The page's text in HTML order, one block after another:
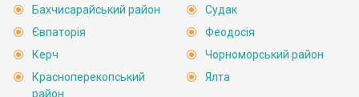
Бахчисарайський район
Євпаторія
Керч
Красноперекопський
район
Судак
Феодосія
Чорноморський район
Ялта